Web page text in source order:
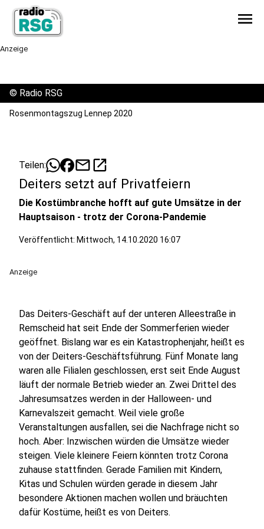
menu
Anzeige
© Radio RSG
Rosenmontagszug Lennep 2020
Teilen: mailopen_in_new
Deiters setzt auf Privatfeiern
Die Kostümbranche hofft auf gute Umsätze in der
Hauptsaison - trotz der Corona-Pandemie
Veröffentlicht: Mittwoch, 14.10.2020 16:07
Anzeige
Das Deiters-Geschäft auf der unteren Alleestraße in
Remscheid hat seit Ende der Sommerferien wieder
geöffnet. Bislang war es ein Katastrophenjahr, heißt es
von der Deiters-Geschäftsführung. Fünf Monate lang
waren alle Filialen geschlossen, erst seit Ende August
läuft der normale Betrieb wieder an. Zwei Drittel des
Jahresumsatzes werden in der Halloween- und
Karnevalszeit gemacht. Weil viele große
Veranstaltungen ausfallen, sei die Nachfrage nicht so
hoch. Aber: Inzwischen würden die Umsätze wieder
steigen. Viele kleinere Feiern könnten trotz Corona
zuhause stattfinden. Gerade Familien mit Kindern,
Kitas und Schulen würden gerade in diesem Jahr
besondere Aktionen machen wollen und bräuchten
dafür Kostüme, heißt es von Deiters.